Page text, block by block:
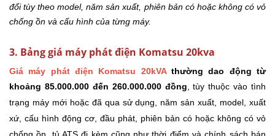
đổi tùy theo model, năm sản xuất, phiên bản có hoặc không có vỏ
chống ồn và cấu hình của từng máy.
3. Bảng giá máy phát điện Komatsu 20kva
Giá máy phát điện Komatsu 20kVAthường dao động từ
khoảng 85.000.000 đến 260.000.000 đồng, tùy thuộc vào tình
trạng máy mới hoặc đã qua sử dụng, năm sản xuất, model, xuất
xứ, cấu hình động cơ, đầu phát, phiên bản có hoặc không có vỏ